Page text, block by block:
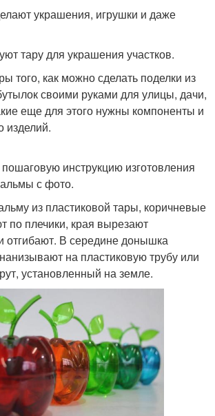
украшения, игрушки и даже
тару для украшения участков.
того, как можно сделать поделки из
своими руками для улицы, дачи,
еще для этого нужны компоненты и
изделий.
инструкцию изготовления
с фото.
из пластиковой тары, коричневые
по плечики, края вырезают
отгибают. В середине донышка
на пластиковую трубу или
установленный на земле.